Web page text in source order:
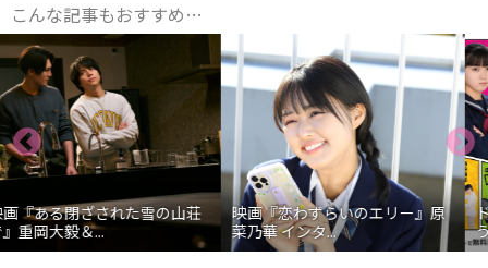
こんな記事もおすすめ…
映画『恋わずらいのエリー』原
菜乃華 インタ...
ドラマ「高杉さん家のおべんと
う」小山慶一郎...